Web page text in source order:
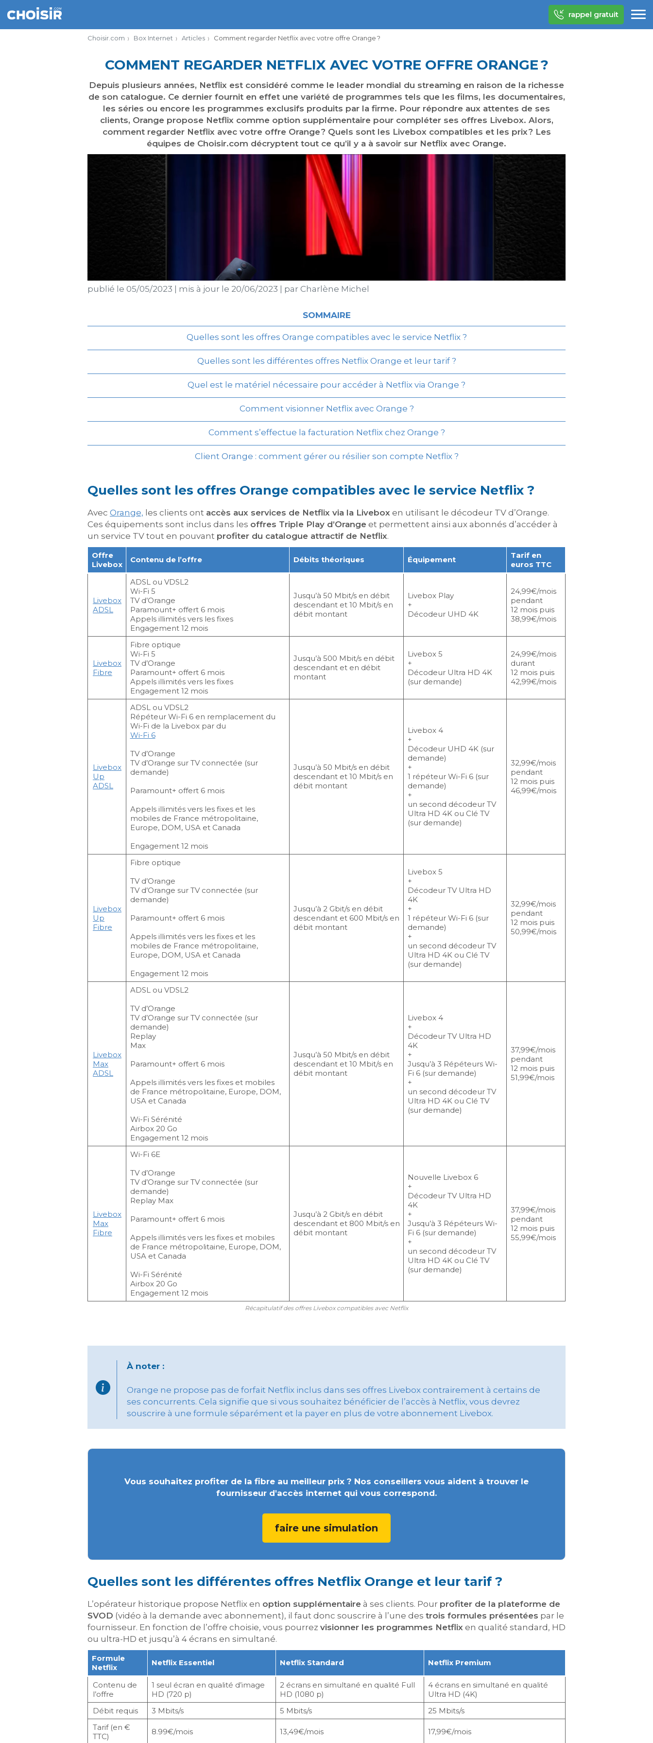
rappel gratuit
Choisir.com Box Internet Articles Comment regarder Netflix avec votre offre Orange ?
COMMENT REGARDER NETFLIX AVEC VOTRE OFFRE ORANGE ?
Depuis plusieurs années, Netflix est considéré comme le leader mondial du streaming en raison de la richesse
de son catalogue. Ce dernier fournit en effet une variété de programmes tels que les films, les documentaires,
les séries ou encore les programmes exclusifs produits par la firme. Pour répondre aux attentes de ses
clients, Orange propose Netflix comme option supplémentaire pour compléter ses offres Livebox. Alors,
comment regarder Netflix avec votre offre Orange ? Quels sont les Livebox compatibles et les prix ? Les
équipes de Choisir.com décryptent tout ce qu’il y a à savoir sur Netflix avec Orange.
publié le 05/05/2023 mis à jour le 20/06/2023 par Charlène Michel
SOMMAIRE
Quelles sont les offres Orange compatibles avec le service Netflix ?
Quelles sont les différentes offres Netflix Orange et leur tarif ?
Quel est le matériel nécessaire pour accéder à Netflix via Orange ?
Comment visionner Netflix avec Orange ?
Comment s’effectue la facturation Netflix chez Orange ?
Client Orange : comment gérer ou résilier son compte Netflix ?
Quelles sont les offres Orange compatibles avec le service Netflix ?
Avec Orange, les clients ont accès aux services de Netflix via la Livebox en utilisant le décodeur TV d’Orange.
Ces équipements sont inclus dans les offres Triple Play d’Orange et permettent ainsi aux abonnés d’accéder à
un service TV tout en pouvant profiter du catalogue attractif de Netflix.
Offre
Livebox
Contenu de l’offre Débits théoriques Équipement
Tarif en
euros TTC
Livebox
ADSL
ADSL ou VDSL2
Wi-Fi 5
TV d’Orange
Paramount+ offert 6 mois
Appels illimités vers les fixes
Engagement 12 mois
Jusqu’à 50 Mbit/s en débit
descendant et 10 Mbit/s en
débit montant
Livebox Play
+
Décodeur UHD 4K
24,99€/mois
pendant
12 mois puis
38,99€/mois
Livebox
Fibre
Fibre optique
Wi-Fi 5
TV d’Orange
Paramount+ offert 6 mois
Appels illimités vers les fixes
Engagement 12 mois
Jusqu’à 500 Mbit/s en débit
descendant et en débit
montant
Livebox 5
+
Décodeur Ultra HD 4K
(sur demande)
24,99€/mois
durant
12 mois puis
42,99€/mois
Livebox
Up
ADSL
ADSL ou VDSL2
Répéteur Wi-Fi 6 en remplacement du
Wi-Fi de la Livebox par du
Wi-Fi 6
TV d’Orange
TV d’Orange sur TV connectée (sur
demande)
Paramount+ offert 6 mois
Appels illimités vers les fixes et les
mobiles de France métropolitaine,
Europe, DOM, USA et Canada
Engagement 12 mois
Jusqu’à 50 Mbit/s en débit
descendant et 10 Mbit/s en
débit montant
Livebox 4
+
Décodeur UHD 4K (sur
demande)
+
1 répéteur Wi-Fi 6 (sur
demande)
+
un second décodeur TV
Ultra HD 4K ou Clé TV
(sur demande)
32,99€/mois
pendant
12 mois puis
46,99€/mois
Livebox
Up
Fibre
Fibre optique
TV d’Orange
TV d’Orange sur TV connectée (sur
demande)
Paramount+ offert 6 mois
Appels illimités vers les fixes et les
mobiles de France métropolitaine,
Europe, DOM, USA et Canada
Engagement 12 mois
Jusqu’à 2 Gbit/s en débit
descendant et 600 Mbit/s en
débit montant
Livebox 5
+
Décodeur TV Ultra HD
4K
+
1 répéteur Wi-Fi 6 (sur
demande)
+
un second décodeur TV
Ultra HD 4K ou Clé TV
(sur demande)
32,99€/mois
pendant
12 mois puis
50,99€/mois
Livebox
Max
ADSL
ADSL ou VDSL2
TV d’Orange
TV d’Orange sur TV connectée (sur
demande)
Replay
Max
Paramount+ offert 6 mois
Appels illimités vers les fixes et mobiles
de France métropolitaine, Europe, DOM,
USA et Canada
Wi-Fi Sérénité
Airbox 20 Go
Engagement 12 mois
Jusqu’à 50 Mbit/s en débit
descendant et 10 Mbit/s en
débit montant
Livebox 4
+
Décodeur TV Ultra HD
4K
+
Jusqu’à 3 Répéteurs Wi-
Fi 6 (sur demande)
+
un second décodeur TV
Ultra HD 4K ou Clé TV
(sur demande)
37,99€/mois
pendant
12 mois puis
51,99€/mois
Livebox
Max
Fibre
Wi-Fi 6E
TV d’Orange
TV d’Orange sur TV connectée (sur
demande)
Replay Max
Paramount+ offert 6 mois
Appels illimités vers les fixes et mobiles
de France métropolitaine, Europe, DOM,
USA et Canada
Wi-Fi Sérénité
Airbox 20 Go
Engagement 12 mois
Jusqu’à 2 Gbit/s en débit
descendant et 800 Mbit/s en
débit montant
Nouvelle Livebox 6
+
Décodeur TV Ultra HD
4K
+
Jusqu’à 3 Répéteurs Wi-
Fi 6 (sur demande)
+
un second décodeur TV
Ultra HD 4K ou Clé TV
(sur demande)
37,99€/mois
pendant
12 mois puis
55,99€/mois
Récapitulatif des offres Livebox compatibles avec Netflix
À noter :
Orange ne propose pas de forfait Netflix inclus dans ses offres Livebox contrairement à certains de
ses concurrents. Cela signifie que si vous souhaitez bénéficier de l’accès à Netflix, vous devrez
souscrire à une formule séparément et la payer en plus de votre abonnement Livebox.
Vous souhaitez profiter de la fibre au meilleur prix ? Nos conseillers vous aident à trouver le
fournisseur d'accès internet qui vous correspond.
faire une simulation
Quelles sont les différentes offres Netflix Orange et leur tarif ?
L’opérateur historique propose Netflix en option supplémentaire à ses clients. Pour profiter de la plateforme de
SVOD (vidéo à la demande avec abonnement), il faut donc souscrire à l’une des trois formules présentées par le
fournisseur. En fonction de l’offre choisie, vous pourrez visionner les programmes Netflix en qualité standard, HD
ou ultra-HD et jusqu’à 4 écrans en simultané.
Formule
Netflix
Netflix Essentiel Netflix Standard Netflix Premium
Contenu de
l’offre
1 seul écran en qualité d’image
HD (720 p)
2 écrans en simultané en qualité Full
HD (1080 p)
4 écrans en simultané en qualité
Ultra HD (4K)
Débit requis
3 Mbits/s 5 Mbits/s
25 Mbits/s
Tarif (en €
TTC)
8.99€/mois 13,49€/mois 17,99€/mois